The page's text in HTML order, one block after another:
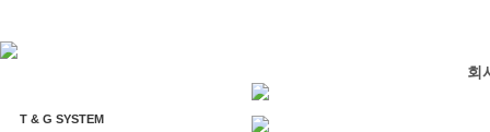
회
T & G SYSTEM